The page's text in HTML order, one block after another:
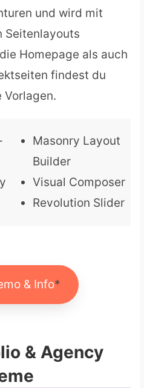
und wird mit
Seitenlayouts
Homepage als auch
findest du
Vorlagen.
Masonry Layout
Builder
Visual Composer
Revolution Slider
& Info
& Agency